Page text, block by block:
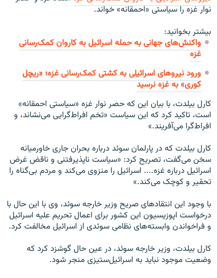
نوار غزه را سیاستی «احمقانه» خواند.
بیشتر بخوانید:
واکنش‌های جهانی به حمله اسرائیل به کاروان کمک‌رسانی
غزه
ورود نیروهای اسرائیلی به کشتی کمک‌رسانی غزه؛ «ریچل
کوری» به غزه نرسید
کارل بیلدت، با بیان این که حصر نوار غزه «سیاستی احمقانه»
است، تاکید کرد که این سیاست «تخم افراط‌گرایی می‌نشاند، و
افراط‌‌‌‌گرا می‌آفریند.»
کارل بیلدت که در پارلمان سوئد درباره بحران جاری خاورمیانه
سخن می‌گفت، تصریح کرد: «سیاست ناپذیرفتنی و ناقض غرض
اسرائیل درباره غزه.... اسرائیل را منزوی می‌کند و مردم بی‌گناه را
تحقیر و کوچک می‌کند.»
با وجود این انتقادهای صریح وزیر خارجه سوئد، وی با این حال با
درخواست اپوزیسیون این کشور برای اعمال تحریم علیه اسرائیل
و فراخواندن وابسته‌های نظامی سوئدی از اسرائیل مخالفت کرد.
کارل بیلدت، وزیر خارجه سوئد، در عین حال گوشزد کرد که
وضعیت موجود نباید به اسرائیل‌‌ستیزی منجر شود.